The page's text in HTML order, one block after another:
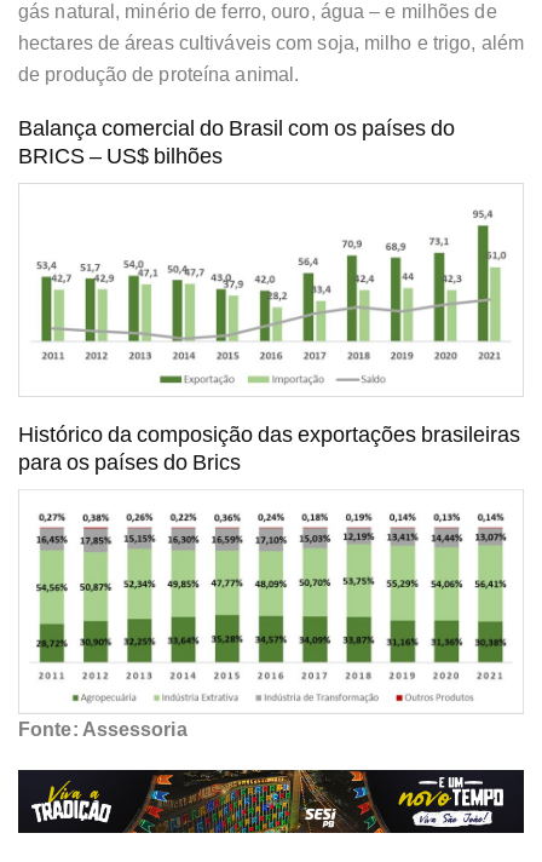
gás natural, minério de ferro, ouro, água – e milhões de
hectares de áreas cultiváveis com soja, milho e trigo, além
de produção de proteína animal.
Balança comercial do Brasil com os países do
BRICS – US$ bilhões
Histórico da composição das exportações brasileiras
para os países do Brics
Fonte: Assessoria